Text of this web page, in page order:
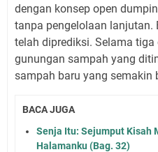
dengan konsep open
tanpa pengelolaan lanjutan.
telah diprediksi. Selama tiga
gunungan sampah yang
sampah baru yang semakin
BACA JUGA
Senja Itu: Sejumput Kisah
Halamanku (Bag. 32)